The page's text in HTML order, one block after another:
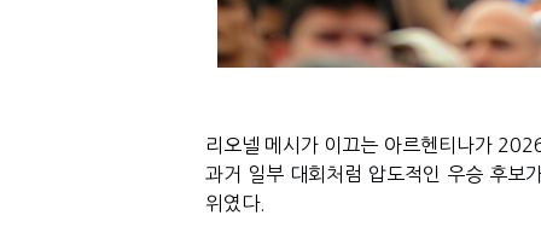
리오넬 메시가 이끄는 아르헨티나가
과거 일부 대회처럼 압도적인 우승 후보
위였다.